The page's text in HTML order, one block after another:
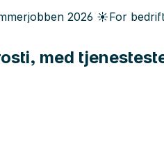
2026 ☀️For
med